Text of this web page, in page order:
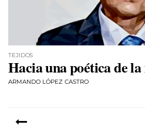
TEJIDOS
Hacia una poética de
ARMANDO LÓPEZ CASTRO